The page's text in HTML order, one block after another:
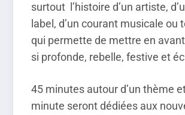
surtout l’histoire d’un artiste,
label, d’un courant musicale
qui permette de mettre en
si profonde, rebelle, festive et
45 minutes autour d’un thème
minute seront dédiées aux